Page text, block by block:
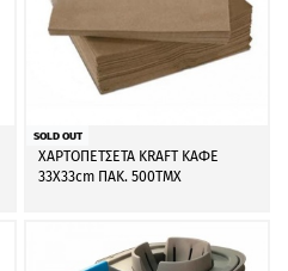
SOLD OUT
ΧΑΡΤΟΠΕΤΣΕΤΑ KRAFT ΚΑΦΕ
33Χ33cm ΠΑΚ. 500ΤΜΧ